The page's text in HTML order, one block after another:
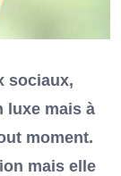
sociaux,
luxe mais à
moment.
mais elle